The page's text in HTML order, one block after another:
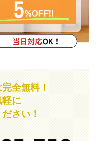
全無料！
軽に
さい！